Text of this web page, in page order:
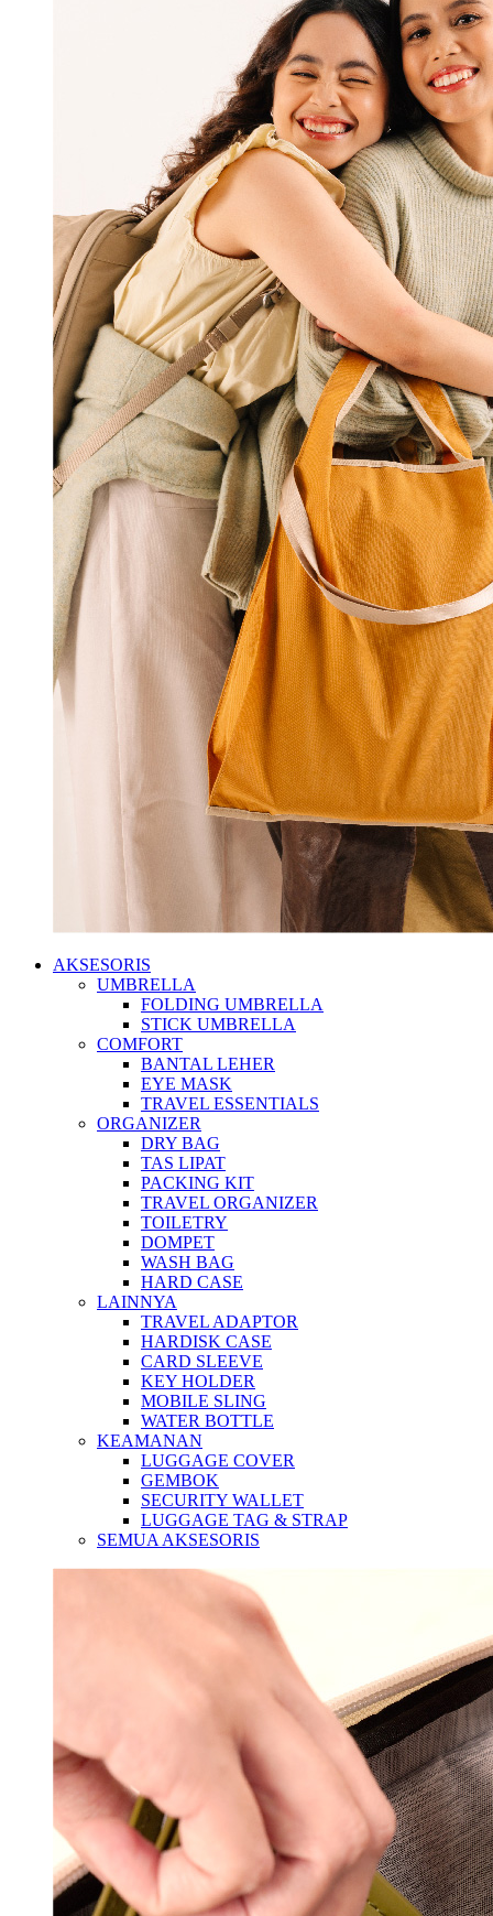
AKSESORIS
UMBRELLA
FOLDING UMBRELLA
STICK UMBRELLA
COMFORT
BANTAL LEHER
EYE MASK
TRAVEL ESSENTIALS
ORGANIZER
DRY BAG
TAS LIPAT
PACKING KIT
TRAVEL ORGANIZER
TOILETRY
DOMPET
WASH BAG
HARD CASE
LAINNYA
TRAVEL ADAPTOR
HARDISK CASE
CARD SLEEVE
KEY HOLDER
MOBILE SLING
WATER BOTTLE
KEAMANAN
LUGGAGE COVER
GEMBOK
SECURITY WALLET
LUGGAGE TAG & STRAP
SEMUA AKSESORIS